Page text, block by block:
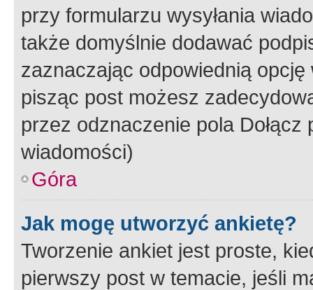
przy formularzu wysyłania
także domyślnie dodawać
zaznaczając odpowiednią
pisząc post możesz
przez odznaczenie pola
wiadomości)
Góra
Jak mogę utworzyć ankietę?
Tworzenie ankiet jest proste,
pierwszy post w temacie, jeśli